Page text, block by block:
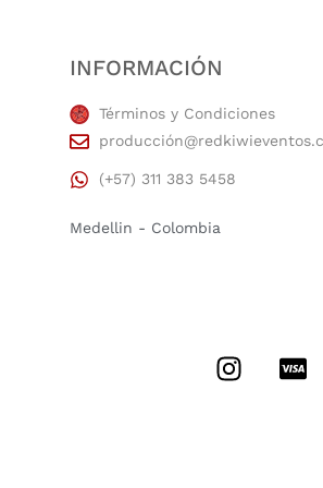
INFORMACIÓN
Términos y Condiciones
(+57) 311 383 5458
Medellin - Colombia